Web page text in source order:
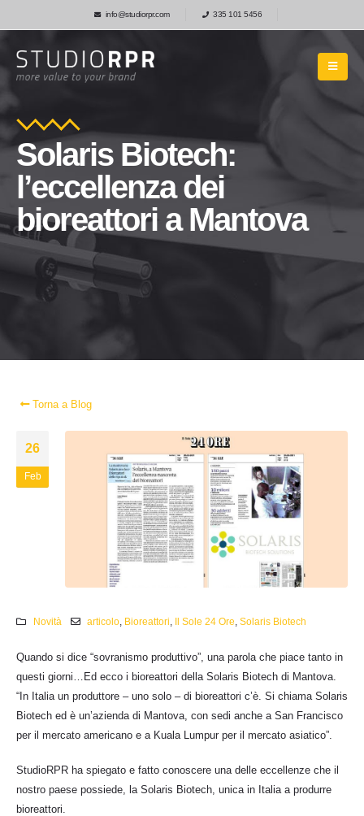
info@studiorpr.com 335 101 5456
Solaris Biotech:
l’eccellenza dei
bioreattori a Mantova
Torna a Blog
26
Feb
Novità articolo Bioreattori Il Sole 24 Ore ,Solaris Biotech
Quando si dice “sovranismo produttivo”, una parola che piace tanto in
questi giorni…Ed ecco i bioreattori della Solaris Biotech di Mantova.
“In Italia un produttore – uno solo – di bioreattori c’è. Si chiama Solaris
Biotech ed è un’azienda di Mantova, con sedi anche a San Francisco
per il mercato americano e a Kuala Lumpur per il mercato asiatico”.
StudioRPR ha spiegato e fatto conoscere una delle eccellenze che il
nostro paese possiede, la Solaris Biotech, unica in Italia a produrre
bioreattori.